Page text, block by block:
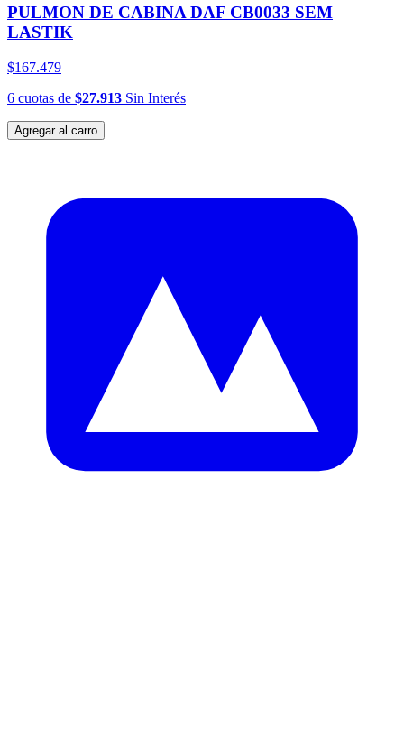
PULMON DE CABINA DAF CB0033 SEM
LASTIK
$167.479
6 cuotas de $27.913 Sin Interés
Agregar al carro